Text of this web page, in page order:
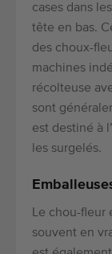
cases dans
tête en bas.
des choux-
machines
récolteuse
sont
est destiné à
les surgelés.
Le chou-fleur
souvent en